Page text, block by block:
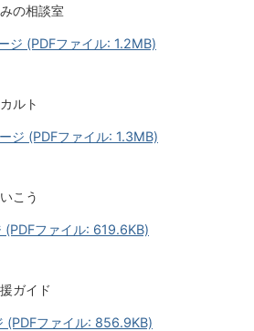
の相談室
ジ (PDFファイル: 1.2MB)
ルト
ジ (PDFファイル: 1.3MB)
こう
(PDFファイル: 619.6KB)
ガイド
(PDFファイル: 856.9KB)